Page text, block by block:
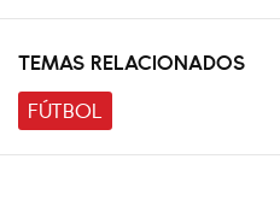
TEMAS RELACIONADOS
FÚTBOL